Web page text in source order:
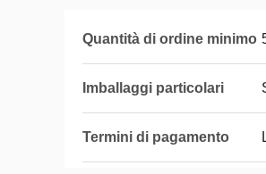
Quantità di ordine minimo
Imballaggi particolari
Termini di pagamento